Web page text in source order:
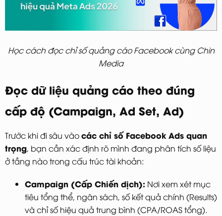
Học cách đọc chỉ số quảng cáo Facebook cùng Chin
Media
Đọc dữ liệu quảng cáo theo đúng
cấp độ (Campaign, Ad Set, Ad)
Trước khi đi sâu vàocác chỉ số Facebook Ads quan
trọng, bạn cần xác định rõ mình đang phân tích số liệu
ở tầng nào trong cấu trúc tài khoản:
Campaign (Cấp Chiến dịch): Nơi xem xét mục
tiêu tổng thể, ngân sách, số kết quả chính (Results)
và chỉ số hiệu quả trung bình (CPA/ROAS tổng).